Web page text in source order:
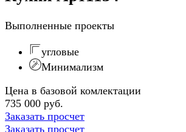
Выполненные проекты
угловые
Минимализм
Цена в базовой комлектации
735 000 руб.
Заказать просчет
Заказать просчет